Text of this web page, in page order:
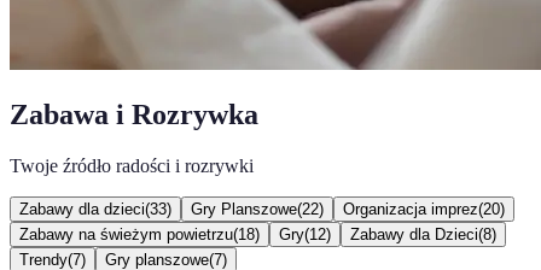
Zabawa i Rozrywka
Twoje źródło radości i rozrywki
Zabawy dla dzieci(33) Gry Planszowe(22) Organizacja imprez(20)
Zabawy na świeżym powietrzu(18) Gry(12) Zabawy dla Dzieci(8)
Trendy(7) Gry planszowe(7)